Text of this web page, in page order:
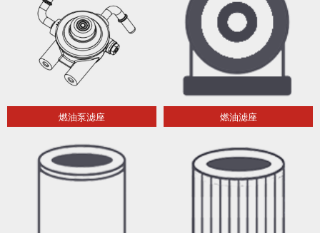
燃油泵滤座 燃油滤座